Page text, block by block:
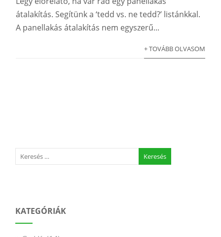
átalakítás. Segítünk a ‘tedd vs. ne tedd?’ listánkkal.
A panellakás átalakítás nem egyszerű...
+ TOVÁBB OLVASOM
KATEGÓRIÁK